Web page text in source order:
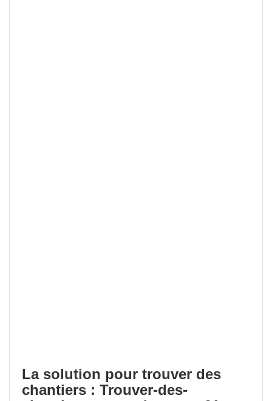
La solution pour trouver des
chantiers : Trouver-des-